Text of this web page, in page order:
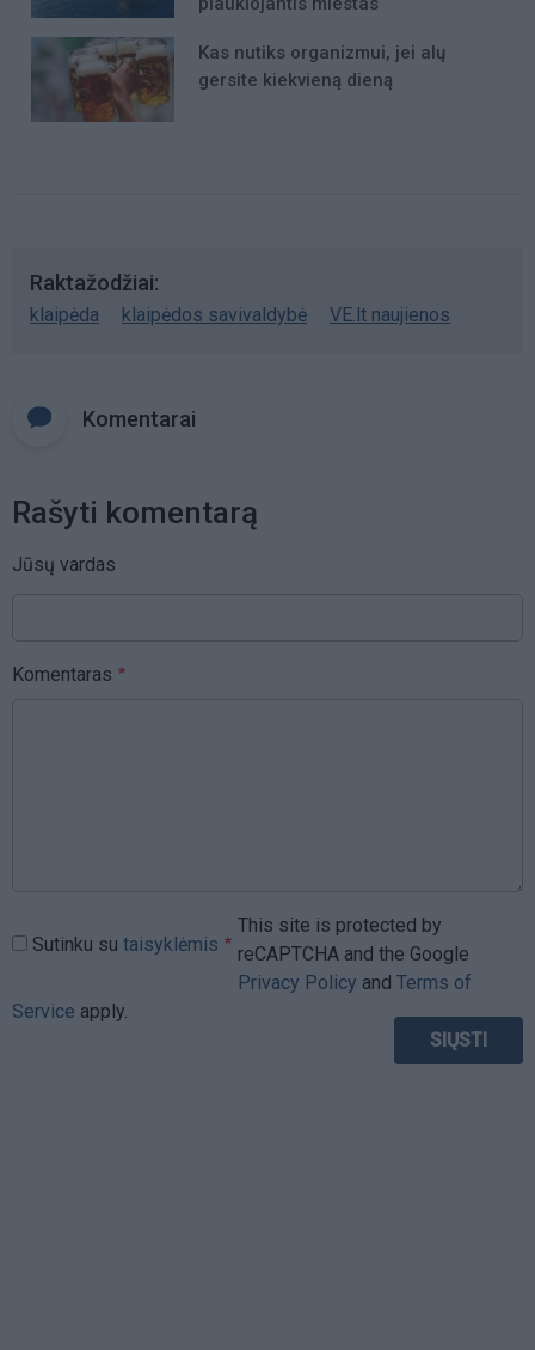
Kas nutiks organizmui, jei alų
gersite kiekvieną dieną
Raktažodžiai
klaipėda klaipėdos savivaldybė VE.lt naujienos
Komentarai
Rašyti komentarą
Jūsų vardas
Komentaras
Sutinku su taisyklėmis
This site is protected by
reCAPTCHA and the Google
Privacy Policy and Terms of
Service apply.